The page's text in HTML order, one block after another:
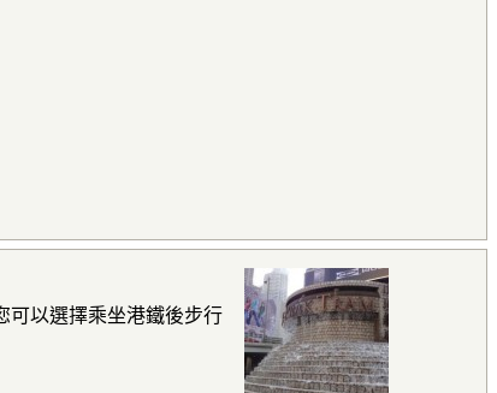
可以選擇乘坐港鐵後步行